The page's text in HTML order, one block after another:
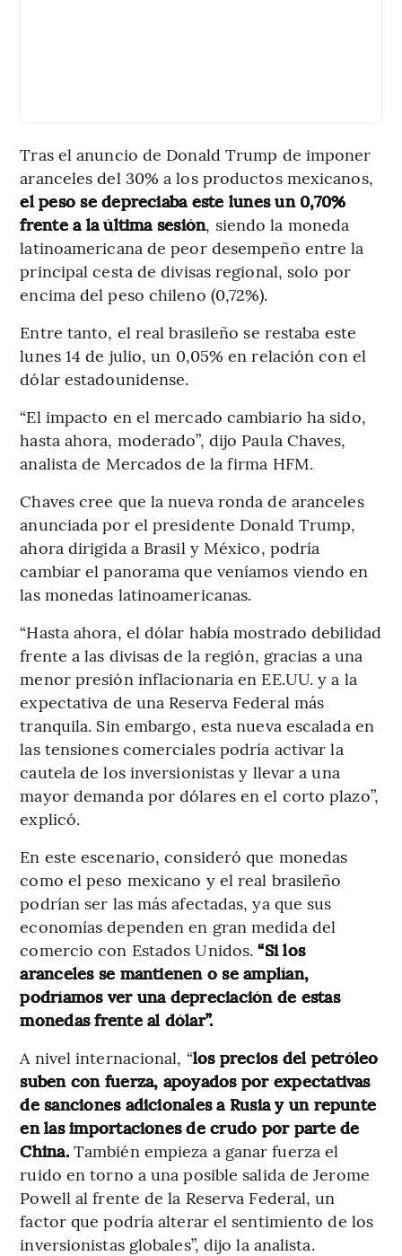
Tras el anuncio de Donald Trump de imponer
aranceles del 30% a los productos mexicanos,
el peso se depreciaba este lunes un 0,70%
frente a la última sesión, siendo la moneda
latinoamericana de peor desempeño entre la
principal cesta de divisas regional, solo por
encima del peso chileno (0,72%).
Entre tanto, el real brasileño se restaba este
lunes 14 de julio, un 0,05% en relación con el
dólar estadounidense.
“El impacto en el mercado cambiario ha sido,
hasta ahora, moderado”, dijo Paula Chaves,
analista de Mercados de la firma HFM.
Chaves cree que la nueva ronda de aranceles
anunciada por el presidente Donald Trump,
ahora dirigida a Brasil y México, podría
cambiar el panorama que veníamos viendo en
las monedas latinoamericanas.
“Hasta ahora, el dólar había mostrado debilidad
frente a las divisas de la región, gracias a una
menor presión inflacionaria en EE.UU. y a la
expectativa de una Reserva Federal más
tranquila. Sin embargo, esta nueva escalada en
las tensiones comerciales podría activar la
cautela de los inversionistas y llevar a una
mayor demanda por dólares en el corto plazo”,
explicó.
En este escenario, consideró que monedas
como el peso mexicano y el real brasileño
podrían ser las más afectadas, ya que sus
economías dependen en gran medida del
comercio con Estados Unidos. “Si los
aranceles se mantienen o se amplían,
podríamos ver una depreciación de estas
monedas frente al dólar”.
A nivel internacional, “los precios del petróleo
suben con fuerza, apoyados por expectativas
de sanciones adicionales a Rusia y un repunte
en las importaciones de crudo por parte de
China.También empieza a ganar fuerza el
ruido en torno a una posible salida de Jerome
Powell al frente de la Reserva Federal, un
factor que podría alterar el sentimiento de los
inversionistas globales”, dijo la analista.